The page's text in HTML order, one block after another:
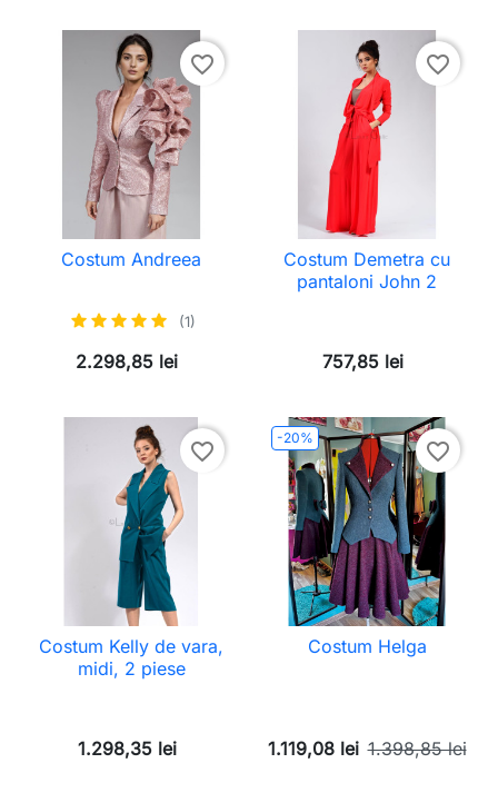
favorite_border
Costum Andreea
(1)
2.298,85 lei
favorite_border
Costum Demetra cu
pantaloni John 2
757,85 lei
favorite_border
Costum Kelly de vara,
midi, 2 piese
1.298,35 lei
-20%
favorite_border
Costum Helga
1.119,08 lei 1.398,85 lei